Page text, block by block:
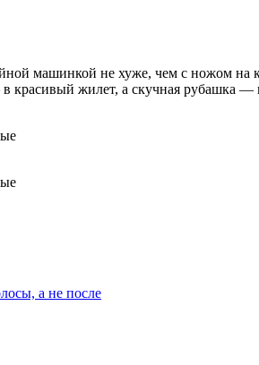
машинкой не хуже, чем с ножом
красивый жилет, а скучная рубашка
а не после